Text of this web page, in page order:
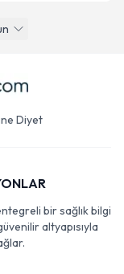
Diyet
bir sağlık bilgi
altyapısıyla